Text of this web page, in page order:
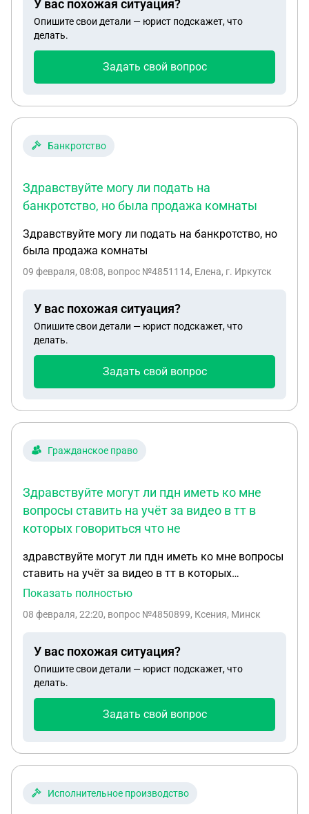
У вас похожая ситуация?
Опишите свои детали — юрист подскажет, что
делать.
Задать свой вопрос
Банкротство
Здравствуйте могу ли подать на
банкротство, но была продажа комнаты
Здравствуйте могу ли подать на банкротство, но
была продажа комнаты
09 февраля, 08:08, вопрос №4851114, Елена, г. Иркутск
У вас похожая ситуация?
Опишите свои детали — юрист подскажет, что
делать.
Задать свой вопрос
Гражданское право
Здравствуйте могут ли пдн иметь ко мне
вопросы ставить на учёт за видео в тт в
которых говориться что не
здравствуйте могут ли пдн иметь ко мне вопросы
ставить на учёт за видео в тт в которых
говориться что не коситесь на меня дорогая
значит завидуют поняв это и в шк находится
Показать полностью
08 февраля, 22:20, вопрос №4850899, Ксения, Минск
У вас похожая ситуация?
Опишите свои детали — юрист подскажет, что
делать.
Задать свой вопрос
Исполнительное производство